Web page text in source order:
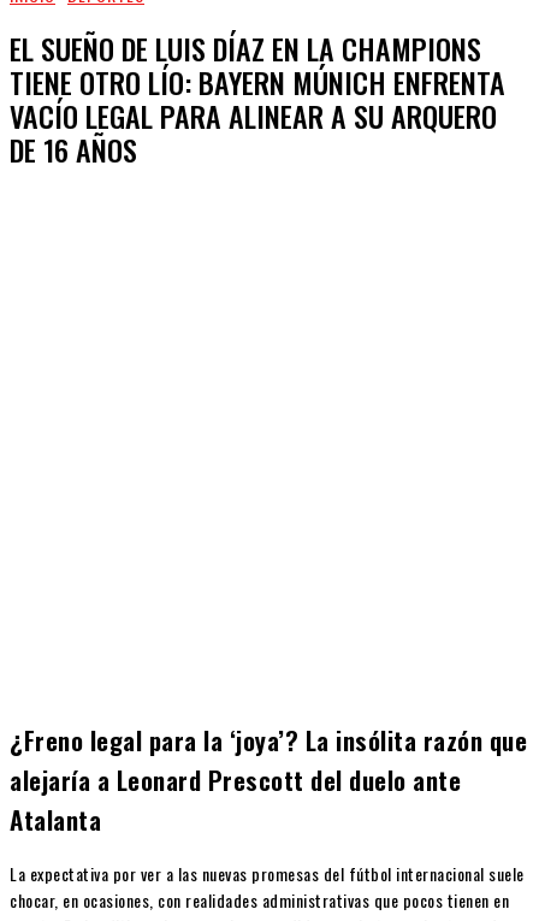
EL SUEÑO DE LUIS DÍAZ EN LA CHAMPIONS
TIENE OTRO LÍO: BAYERN MÚNICH ENFRENTA
VACÍO LEGAL PARA ALINEAR A SU ARQUERO
DE 16 AÑOS
¿Freno legal para la ‘joya’? La insólita razón que
alejaría a Leonard Prescott del duelo ante
Atalanta
La expectativa por ver a las nuevas promesas del fútbol internacional suele
chocar, en ocasiones, con realidades administrativas que pocos tienen en